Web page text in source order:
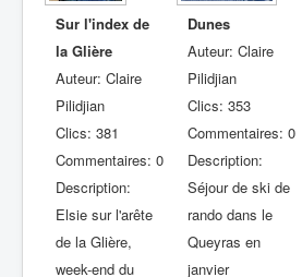
Sur l'index de
la Glière
Auteur: Claire
Pilidjian
Clics: 381
Commentaires: 0
Description:
Elsie sur l'arête
de la Glière,
week-end du
Dunes
Auteur: Claire
Pilidjian
Clics: 353
Commentaires: 0
Description:
Séjour de ski de
rando dans le
Queyras en
janvier